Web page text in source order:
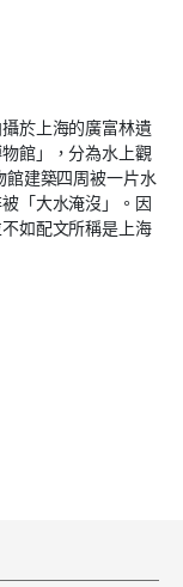
於上海的廣富林遺
館」，分為水上觀
建築四周被一片水
「大水淹沒」。因
如配文所稱是上海